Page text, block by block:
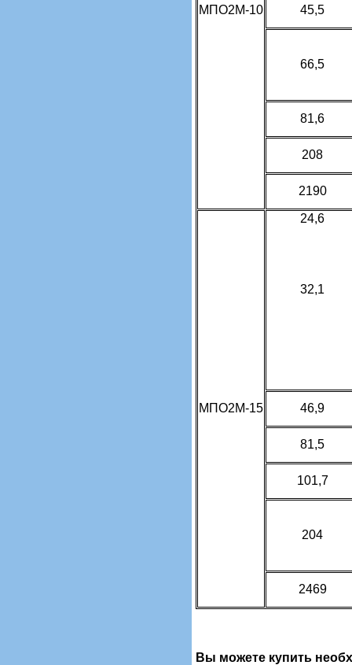
МПО2М-10 45,5
66,5
81,6
208
2190
МПО2М-15
24,6
32,1
46,9
81,5
101,7
204
2469
Вы можете купить